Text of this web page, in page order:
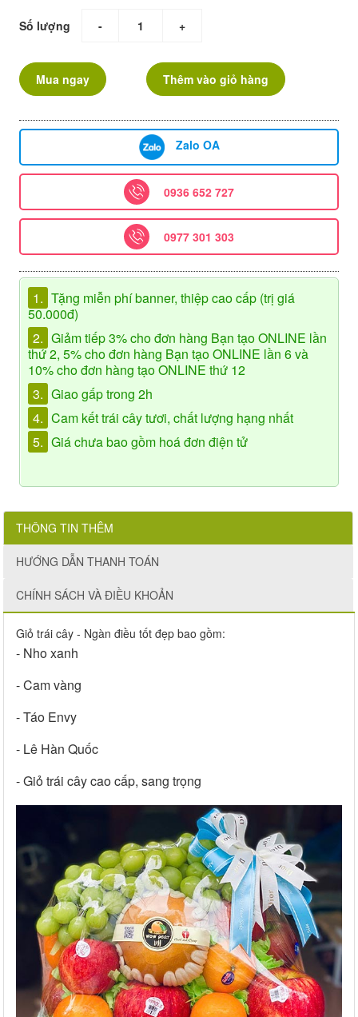
Số lượng - +
Mua ngay Thêm vào giỏ hàng
Zalo OA
0936 652 727
0977 301 303
1. Tặng miễn phí banner, thiệp cao cấp (trị giá
50.000đ)
2. Giảm tiếp 3% cho đơn hàng Bạn tạo ONLINE lần
thứ 2, 5% cho đơn hàng Bạn tạo ONLINE lần 6 và
10% cho đơn hàng tạo ONLINE thứ 12
3. Giao gấp trong 2h
4. Cam kết trái cây tươi, chất lượng hạng nhất
5. Giá chưa bao gồm hoá đơn điện tử
THÔNG TIN THÊM
HƯỚNG DẪN THANH TOÁN
CHÍNH SÁCH VÀ ĐIỀU KHOẢN
Giỏ trái cây - Ngàn điều tốt đẹp bao gồm:
- Nho xanh
- Cam vàng
- Táo Envy
- Lê Hàn Quốc
- Giỏ trái cây cao cấp, sang trọng